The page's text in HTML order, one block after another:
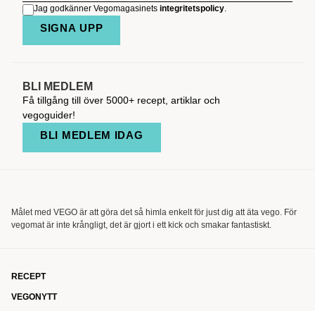
Jag godkänner Vegomagasinets integritetspolicy.
SIGNA UPP
BLI MEDLEM
Få tillgång till över 5000+ recept, artiklar och
vegoguider!
BLI MEDLEM IDAG
Målet med VEGO är att göra det så himla enkelt för just dig att äta vego. För
vegomat är inte krångligt, det är gjort i ett kick och smakar fantastiskt.
RECEPT
VEGONYTT